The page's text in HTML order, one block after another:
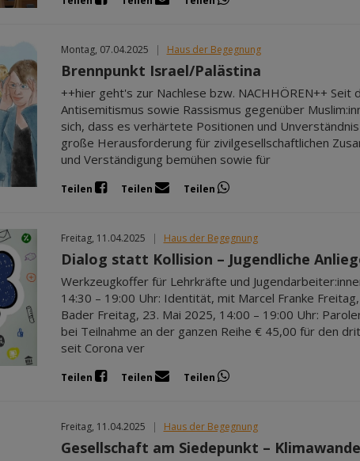
Montag, 07.04.2025 | Haus der Begegnung
Brennpunkt Israel/Palästina
++hier geht's zur Nachlese bzw. NACHHÖREN++
Antisemitismus sowie Rassismus gegenüber
sich, dass es verhärtete Positionen und
große Herausforderung für zivilgesellschaftlichen
und Verständigung bemühen sowie für
Teilen Teilen Teilen
Freitag, 11.04.2025 | Haus der Begegnung
Dialog statt Kollision – Jugendliche
Werkzeugkoffer für Lehrkräfte und
14:30 – 19:00 Uhr: Identität, mit Marcel Franke
Bader Freitag, 23. Mai 2025, 14:00 – 19:00 Uhr:
bei Teilnahme an der ganzen Reihe € 45,00 für den
seit Corona ver
Teilen Teilen Teilen
Freitag, 11.04.2025 | Haus der Begegnung
Gesellschaft am Siedepunkt –